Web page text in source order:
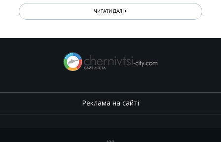
ЧИТАТИ ДАЛІ
Реклама на сайті
.,.,.